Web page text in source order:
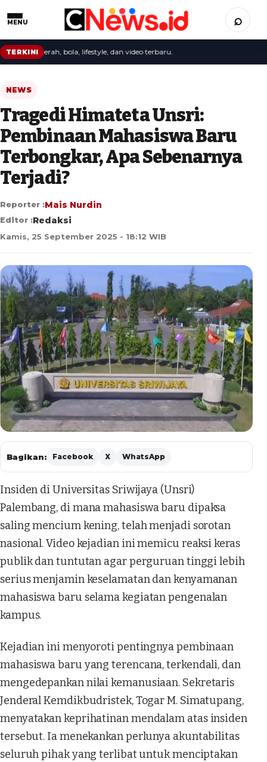
MENU ⌕
TERKINI
daerah, bola, lifestyle, dan video terbaru.
NEWS
Tragedi Himateta Unsri:
Pembinaan Mahasiswa Baru
Terbongkar, Apa Sebenarnya
Terjadi?
Reporter :Mais Nurdin
Editor :Redaksi
Kamis, 25 September 2025 - 18:12 WIB
Bagikan: Facebook X WhatsApp
Insiden di Universitas Sriwijaya (Unsri)
Palembang, di mana mahasiswa baru dipaksa
saling mencium kening, telah menjadi sorotan
nasional. Video kejadian ini memicu reaksi keras
publik dan tuntutan agar perguruan tinggi lebih
serius menjamin keselamatan dan kenyamanan
mahasiswa baru selama kegiatan pengenalan
kampus.
Kejadian ini menyoroti pentingnya pembinaan
mahasiswa baru yang terencana, terkendali, dan
mengedepankan nilai kemanusiaan. Sekretaris
Jenderal Kemdikbudristek, Togar M. Simatupang,
menyatakan keprihatinan mendalam atas insiden
tersebut. Ia menekankan perlunya akuntabilitas
seluruh pihak yang terlibat untuk menciptakan